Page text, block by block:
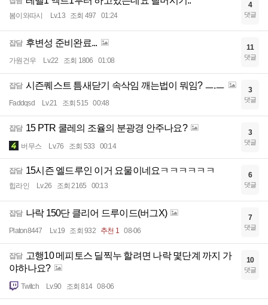
봄이와따시 Lv.13 조회 497 01:24
4
댓글
잡담 후변성 준비완료...
가원건우 Lv.22 조회 1806 01:08
11
댓글
잡담 시즌퀘스트 틈새닫기 속삭임 깨는법이 뭐임? ㅡ.ㅡ
Faddqsd Lv.21 조회 515 00:48
3
댓글
잡담 15 PTR 쿨레의 조율의 분광경 안주나요?
버무스 Lv.76 조회 533 00:14
3
댓글
잡담 15시즌 엘드루인 이거 요물이네요ㅋㅋㅋㅋㅋㅋ
힙라인 Lv.26 조회 2165 00:13
6
댓글
잡담 나락 150단 클리어 드루이드(버그X)
Platon8447 Lv.19 조회 932 추천 1 08-06
7
댓글
잡담 고행10 메피토스 딜찍누 할려면 나락 몇단계 까지 가
야하나요?
Twitch Lv.90 조회 814 08-06
10
댓글